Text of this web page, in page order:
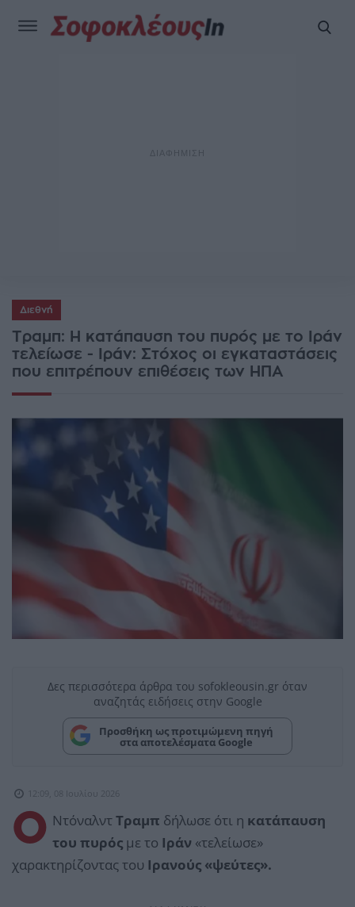
Διεθνή
Τραμπ: Η κατάπαυση του πυρός με το Ιράν
τελείωσε - Ιράν: Στόχος οι εγκαταστάσεις
που επιτρέπουν επιθέσεις των ΗΠΑ
Δες περισσότερα άρθρα του sofokleousin.gr όταν
αναζητάς ειδήσεις στην Google
Προσθήκη ως προτιμώμενη πηγή
στα αποτελέσματα Google
12:09, 08 Ιουλίου 2026
Ο ΝτόναλντΤραμπ δήλωσε ότι η κατάπαυση
του πυρός με το Ιράν «τελείωσε»
χαρακτηρίζοντας του Ιρανούς «ψεύτες».